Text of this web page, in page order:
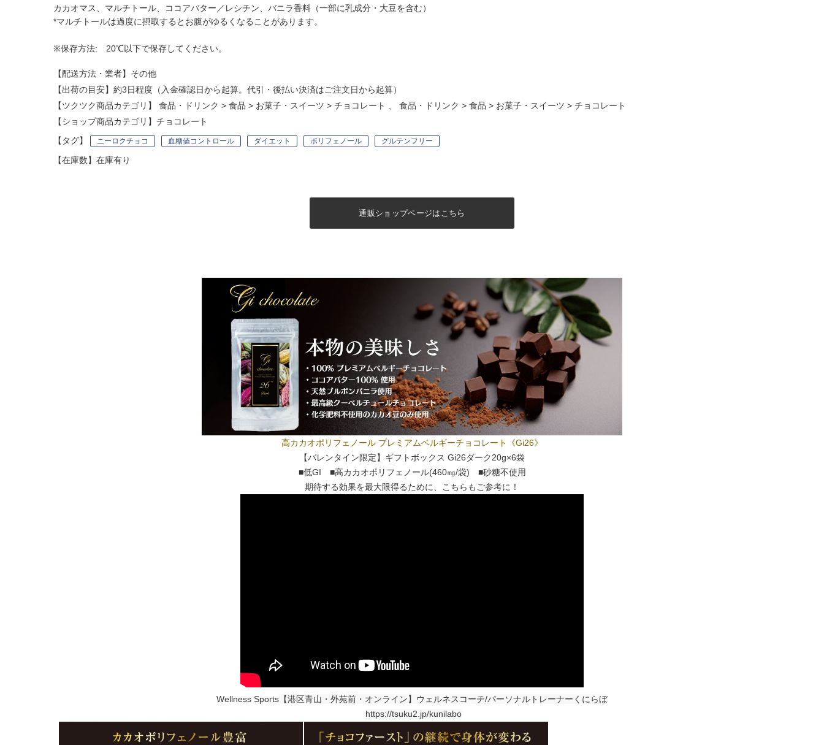
カカオマス、マルチトール、ココアバター／レシチン、バニラ香料（一部に乳成分・大豆を含む）
*マルチトールは過度に摂取するとお腹がゆるくなることがあります。
※保存方法: 20℃以下で保存してください。
【配送方法・業者】その他
【出荷の目安】約3日程度（入金確認日から起算。代引・後払い決済はご注文日から起算）
【ツクツク商品カテゴリ】 食品・ドリンク > 食品 > お菓子・スイーツ > チョコレート 食品・ドリンク > 食品 > お菓子・スイーツ > チョコレート
【ショップ商品カテゴリ】 チョコレート
【タグ】
ニーロクチョコ 血糖値コントロール ダイエット ポリフェノール グルテンフリー
【在庫数】在庫有り
通販ショップページはこちら
高カカオポリフェノール プレミアムベルギーチョコレート《Gi26》
【バレンタイン限定】ギフトボックス Gi26ダーク20g×6袋
■低GI ■高カカオポリフェノール(460㎎/袋) ■砂糖不使用
期待する効果を最大限得るために、こちらもご参考に！
Wellness Sports 【港区青山・外苑前・オンライン】ウェルネスコーチ/パーソナルトレーナーくにらぼ
https://tsuku2.jp/kunilabo